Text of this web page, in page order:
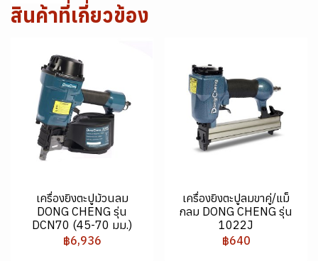
สินค้าที่เกี่ยวข้อง
เครื่องยิงตะปูม้วนลม
DONG CHENG รุ่น
DCN70 (45-70 มม.)
฿6,936
เครื่องยิงตะปูลมขาคู่/แม็
กลม DONG CHENG รุ่น
1022J
฿640